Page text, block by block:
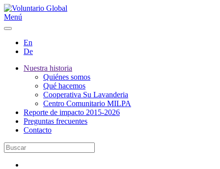
Menú
En
De
Nuestra historia
Quiénes somos
Qué hacemos
Cooperativa Su Lavanderia
Centro Comunitario MILPA
Reporte de impacto 2015-2026
Preguntas frecuentes
Contacto